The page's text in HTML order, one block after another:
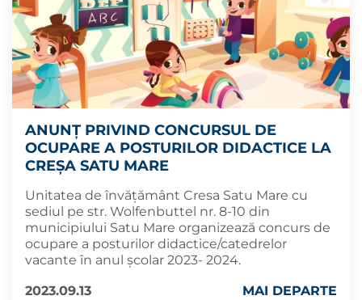
ANUNȚ PRIVIND CONCURSUL DE
OCUPARE A POSTURILOR DIDACTICE LA
CREȘA SATU MARE
Unitatea de învățământ Cresa Satu Mare cu
sediul pe str. Wolfenbuttel nr. 8-10 din
municipiului Satu Mare organizează concurs de
ocupare a posturilor didactice/catedrelor
vacante în anul școlar 2023- 2024.
2023.09.13
MAI DEPARTE